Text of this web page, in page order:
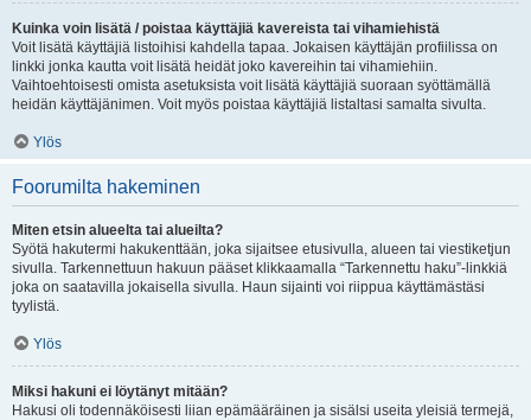
Kuinka voin lisätä / poistaa käyttäjiä kavereista tai vihamiehistä
Voit lisätä käyttäjiä listoihisi kahdella tapaa. Jokaisen käyttäjän profiilissa on
linkki jonka kautta voit lisätä heidät joko kavereihin tai vihamiehiin.
Vaihtoehtoisesti omista asetuksista voit lisätä käyttäjiä suoraan syöttämällä
heidän käyttäjänimen. Voit myös poistaa käyttäjiä listaltasi samalta sivulta.
Ylös
Foorumilta hakeminen
Miten etsin alueelta tai alueilta?
Syötä hakutermi hakukenttään, joka sijaitsee etusivulla, alueen tai viestiketjun
sivulla. Tarkennettuun hakuun pääset klikkaamalla “Tarkennettu haku”-linkkiä
joka on saatavilla jokaisella sivulla. Haun sijainti voi riippua käyttämästäsi
tyylistä.
Ylös
Miksi hakuni ei löytänyt mitään?
Hakusi oli todennäköisesti liian epämääräinen ja sisälsi useita yleisiä termejä,